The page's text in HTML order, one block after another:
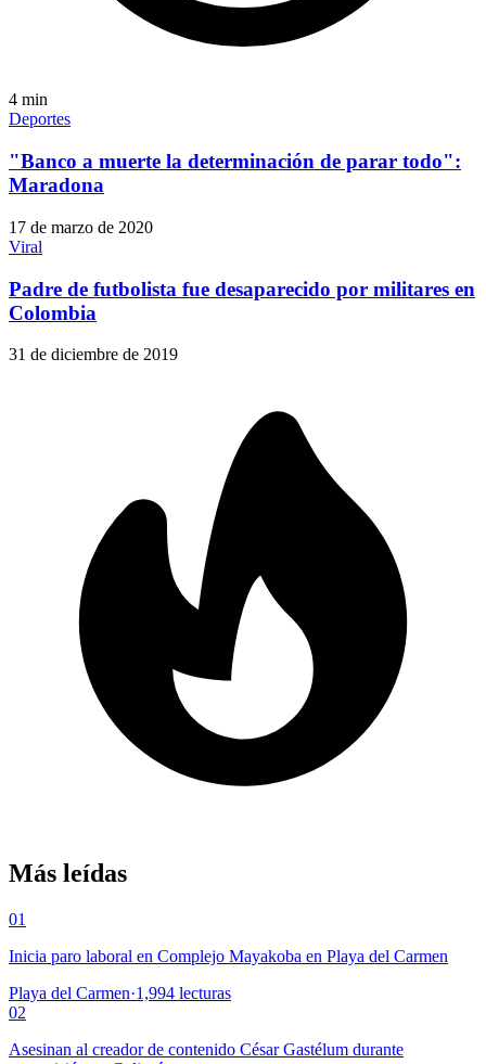
4 min
Deportes
"Banco a muerte la determinación de parar todo":
Maradona
17 de marzo de 2020
Viral
Padre de futbolista fue desaparecido por militares en
Colombia
31 de diciembre de 2019
Más leídas
01
Inicia paro laboral en Complejo Mayakoba en Playa del Carmen
Playa del Carmen·1,994 lecturas
02
Asesinan al creador de contenido César Gastélum durante